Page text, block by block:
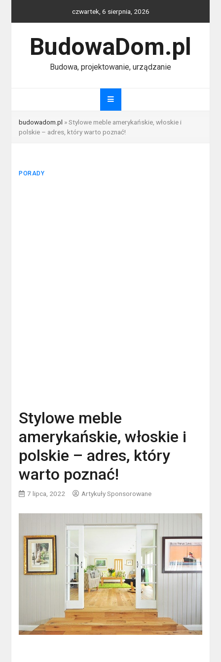
czwartek, 6 sierpnia, 2026
BudowaDom.pl
Budowa, projektowanie, urządzanie
budowadom.pl »Stylowe meble amerykańskie, włoskie i
polskie – adres, który warto poznać!
PORADY
Stylowe meble
amerykańskie, włoskie i
polskie – adres, który
warto poznać!
7 lipca, 2022 Artykuły Sponsorowane